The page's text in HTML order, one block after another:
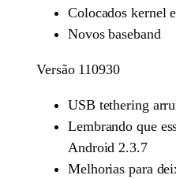
Colocados kernel
Novos baseband
Versão 110930
USB tethering
Lembrando que
Android 2.3.7
Melhorias para